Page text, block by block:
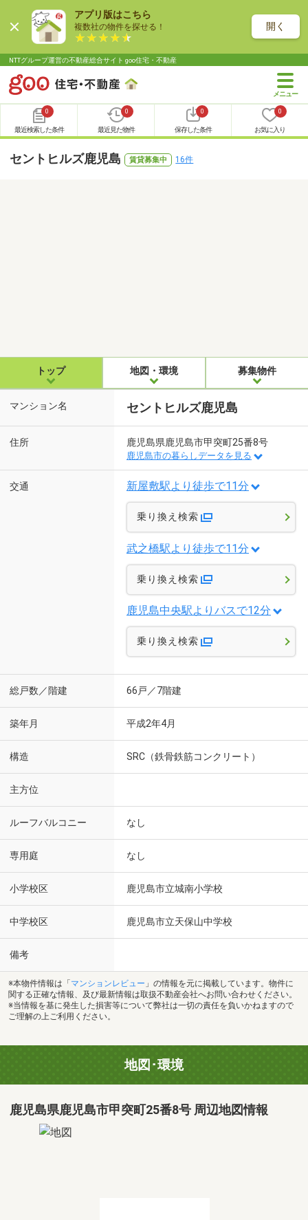
アプリ版はこちら
複数社の物件を探せる！ 開く
NTTグループ運営の不動産総合サイト goo住宅・不動産
0
最近検索した条件
0
最近見た物件
0
保存した条件
0
お気に入り
セントヒルズ鹿児島 賃貸募集中 16件
トップ 地図・環境 募集物件
マンション名 セントヒルズ鹿児島
住所 鹿児島県鹿児島市甲突町25番8号
鹿児島市の暮らしデータを見る
交通 新屋敷駅より徒歩で11分
乗り換え検索
武之橋駅より徒歩で11分
乗り換え検索
鹿児島中央駅よりバスで12分
乗り換え検索
総戸数／階建 66戸／7階建
築年月 平成2年4月
構造 SRC（鉄骨鉄筋コンクリート）
主方位
ルーフバルコニー なし
専用庭 なし
小学校区 鹿児島市立城南小学校
中学校区 鹿児島市立天保山中学校
備考
※本物件情報は「 マンションレビュー 」の情報を元に掲載しています。物件に
関する正確な情報、及び最新情報は取扱不動産会社へお問い合わせください。
※当情報を基に発生した損害等について弊社は一切の責任を負いかねますので
ご理解の上ご利用ください。
地図･環境
鹿児島県鹿児島市甲突町25番8号 周辺地図情報